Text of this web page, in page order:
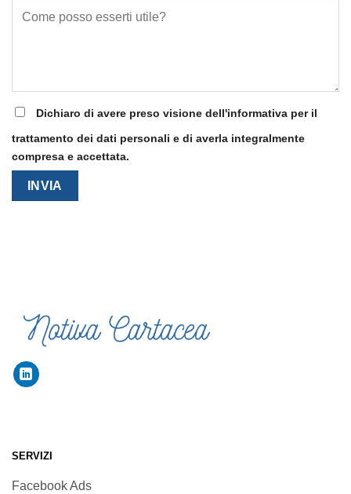
Dichiaro di avere preso visione dell'informativa per il
trattamento dei dati personali e di averla integralmente
compresa e accettata.
SERVIZI
Facebook Ads